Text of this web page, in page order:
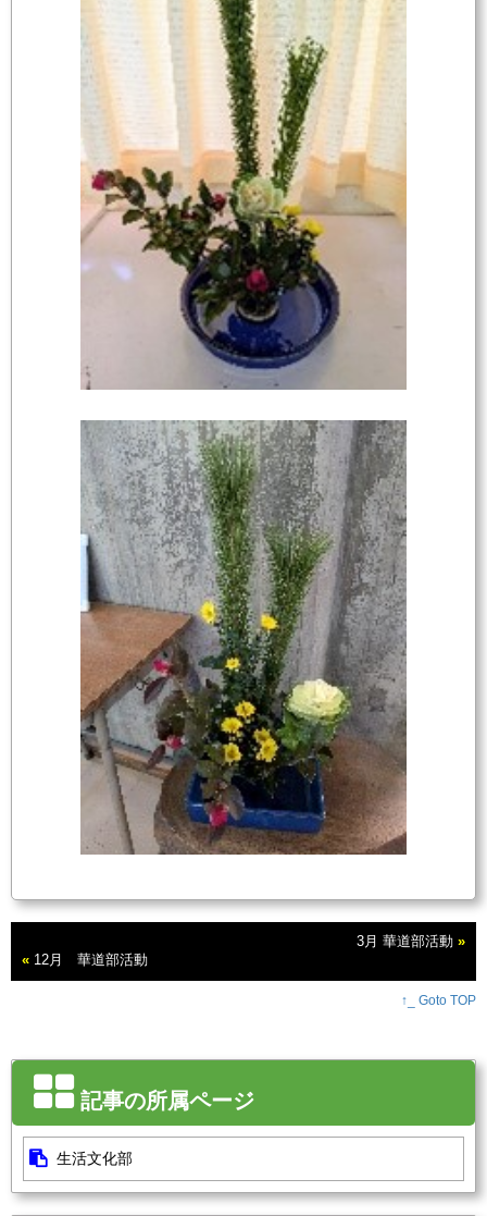
3月 華道部活動 »
« 12月 華道部活動
↑_ Goto TOP
記事の所属ページ
生活文化部